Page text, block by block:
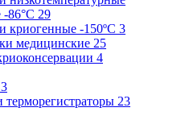
-86°С 29
криогенные -150ºC 3
медицинские 25
4
23